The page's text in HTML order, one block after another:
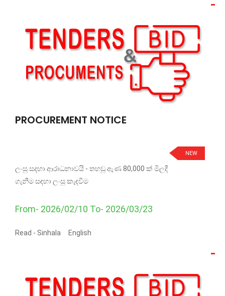
PROCUREMENT NOTICE
NEW
ලංසු සදහා ආරාධනාවයි - තහඩු ඇණ 80,000 ක් මිලදී
ගැනීම සඳහා ලංසු කැඳවීම
From- 2026/02/10 To- 2026/03/23
Read - Sinhala English